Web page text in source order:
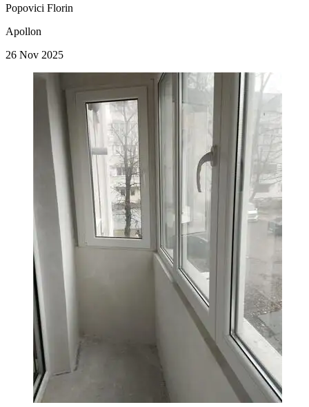
Popovici Florin
Apollon
26 Nov 2025